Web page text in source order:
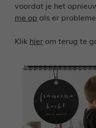
voordat je het
me op als er
Klik hier om terug te